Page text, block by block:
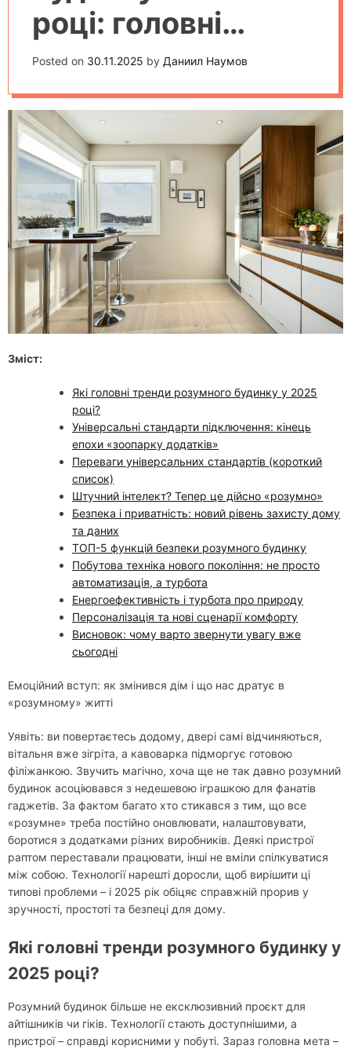
році: головні
новинки та
можливості
Posted on 30.11.2025 by Даниил Наумов
Зміст:
Які головні тренди розумного будинку у 2025
році?
Універсальні стандарти підключення: кінець
епохи «зоопарку додатків»
Переваги універсальних стандартів (короткий
список)
Штучний інтелект? Тепер це дійсно «розумно»
Безпека і приватність: новий рівень захисту дому
та даних
ТОП-5 функцій безпеки розумного будинку
Побутова техніка нового покоління: не просто
автоматизація, а турбота
Енергоефективність і турбота про природу
Персоналізація та нові сценарії комфорту
Висновок: чому варто звернути увагу вже
сьогодні
Емоційний вступ: як змінився дім і що нас дратує в
«розумному» житті
Уявіть: ви повертаєтесь додому, двері самі відчиняються,
вітальня вже зігріта, а кавоварка підморгує готовою
філіжанкою. Звучить магічно, хоча ще не так давно розумний
будинок асоціювався з недешевою іграшкою для фанатів
гаджетів. За фактом багато хто стикався з тим, що все
«розумне» треба постійно оновлювати, налаштовувати,
боротися з додатками різних виробників. Деякі пристрої
раптом переставали працювати, інші не вміли спілкуватися
між собою. Технології нарешті доросли, щоб вирішити ці
типові проблеми – і 2025 рік обіцяє справжній прорив у
зручності, простоті та безпеці для дому.
Які головні тренди розумного будинку у
2025 році?
Розумний будинок більше не ексклюзивний проєкт для
айтішників чи гіків. Технології стають доступнішими, а
пристрої – справді корисними у побуті. Зараз головна мета –